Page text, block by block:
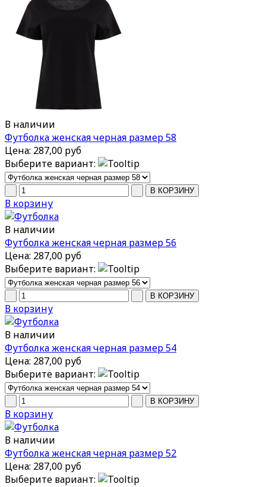
В наличии
Футболка женская черная размер 58
Цена: 287,00 руб
Выберите вариант:
В корзину
В наличии
Футболка женская черная размер 56
Цена: 287,00 руб
Выберите вариант:
В корзину
В наличии
Футболка женская черная размер 54
Цена: 287,00 руб
Выберите вариант:
В корзину
В наличии
Футболка женская черная размер 52
Цена: 287,00 руб
Выберите вариант: